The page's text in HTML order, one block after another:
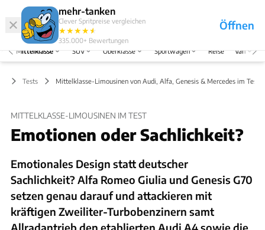
mehr-tanken
Clever Spritpreise vergleichen
★★★★★
★
335.000+ Bewertungen
Öffnen
Abo
Menü
Mittelklasse SUV Oberklasse Sportwagen Reise Van
Tests Mittelklasse-Limousinen von Audi, Alfa, Genesis & Mercedes im Test
MITTELKLASSE-LIMOUSINEN IM TEST
Emotionen oder Sachlichkeit?
Emotionales Design statt deutscher
Sachlichkeit? Alfa Romeo Giulia und Genesis G70
setzen genau darauf und attackieren mit
kräftigen Zweiliter-Turbobenzinern samt
Allradantrieb den etablierten Audi A4 sowie die